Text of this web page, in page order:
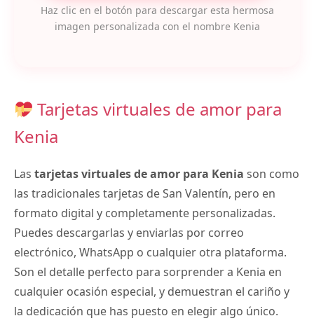
Haz clic en el botón para descargar esta hermosa
imagen personalizada con el nombre Kenia
Tarjetas virtuales de amor para
Kenia
Las tarjetas virtuales de amor para Kenia son como
las tradicionales tarjetas de San Valentín, pero en
formato digital y completamente personalizadas.
Puedes descargarlas y enviarlas por correo
electrónico, WhatsApp o cualquier otra plataforma.
Son el detalle perfecto para sorprender a Kenia en
cualquier ocasión especial, y demuestran el cariño y
la dedicación que has puesto en elegir algo único.